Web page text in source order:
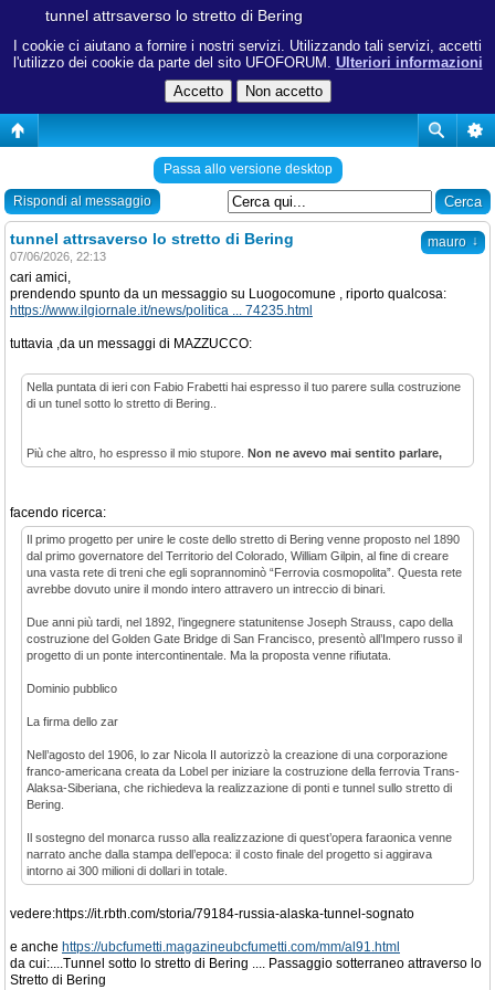
I cookie ci aiutano a fornire i nostri servizi. Utilizzando tali servizi, accetti
l'utilizzo dei cookie da parte del sito UFOFORUM. Ulteriori informazioni
tunnel attrsaverso lo stretto di Bering
Passa allo versione desktop
Rispondi al messaggio
mauro ↓
tunnel attrsaverso lo stretto di Bering
07/06/2026, 22:13
cari amici,
prendendo spunto da un messaggio su Luogocomune , riporto qualcosa:
https://www.ilgiornale.it/news/politica ... 74235.html
tuttavia ,da un messaggi di MAZZUCCO:
Nella puntata di ieri con Fabio Frabetti hai espresso il tuo parere sulla costruzione
di un tunel sotto lo stretto di Bering..
Più che altro, ho espresso il mio stupore. Non ne avevo mai sentito parlare,
facendo ricerca:
Il primo progetto per unire le coste dello stretto di Bering venne proposto nel 1890
dal primo governatore del Territorio del Colorado, William Gilpin, al fine di creare
una vasta rete di treni che egli soprannominò “Ferrovia cosmopolita”. Questa rete
avrebbe dovuto unire il mondo intero attravero un intreccio di binari.
Due anni più tardi, nel 1892, l’ingegnere statunitense Joseph Strauss, capo della
costruzione del Golden Gate Bridge di San Francisco, presentò all’Impero russo il
progetto di un ponte intercontinentale. Ma la proposta venne rifiutata.
Dominio pubblico
La firma dello zar
Nell’agosto del 1906, lo zar Nicola II autorizzò la creazione di una corporazione
franco-americana creata da Lobel per iniziare la costruzione della ferrovia Trans-
Alaksa-Siberiana, che richiedeva la realizzazione di ponti e tunnel sullo stretto di
Bering.
Il sostegno del monarca russo alla realizzazione di quest’opera faraonica venne
narrato anche dalla stampa dell’epoca: il costo finale del progetto si aggirava
intorno ai 300 milioni di dollari in totale.
vedere:https://it.rbth.com/storia/79184-russia-alaska-tunnel-sognato
e anche https://ubcfumetti.magazineubcfumetti.com/mm/al91.html
da cui:....Tunnel sotto lo stretto di Bering .... Passaggio sotterraneo attraverso lo
Stretto di Bering